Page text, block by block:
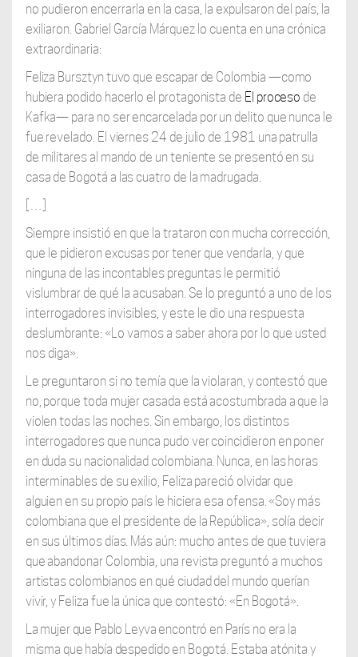
no pudieron encerrarla en la casa, la expulsaron del país, la
exiliaron. Gabriel García Márquez lo cuenta en una crónica
extraordinaria:
Feliza Bursztyn tuvo que escapar de Colombia —como
hubiera podido hacerlo el protagonista de El proceso de
Kafka— para no ser encarcelada por un delito que nunca le
fue revelado. El viernes 24 de julio de 1981 una patrulla
de militares al mando de un teniente se presentó en su
casa de Bogotá a las cuatro de la madrugada.
[…]
Siempre insistió en que la trataron con mucha corrección,
que le pidieron excusas por tener que vendarla, y que
ninguna de las incontables preguntas le permitió
vislumbrar de qué la acusaban. Se lo preguntó a uno de los
interrogadores invisibles, y este le dio una respuesta
deslumbrante: «Lo vamos a saber ahora por lo que usted
nos diga».
Le preguntaron si no temía que la violaran, y contestó que
no, porque toda mujer casada está acostumbrada a que la
violen todas las noches. Sin embargo, los distintos
interrogadores que nunca pudo ver coincidieron en poner
en duda su nacionalidad colombiana. Nunca, en las horas
interminables de su exilio, Feliza pareció olvidar que
alguien en su propio país le hiciera esa ofensa. «Soy más
colombiana que el presidente de la República», solía decir
en sus últimos días. Más aún: mucho antes de que tuviera
que abandonar Colombia, una revista preguntó a muchos
artistas colombianos en qué ciudad del mundo querían
vivir, y Feliza fue la única que contestó: «En Bogotá».
La mujer que Pablo Leyva encontró en París no era la
misma que había despedido en Bogotá. Estaba atónita y